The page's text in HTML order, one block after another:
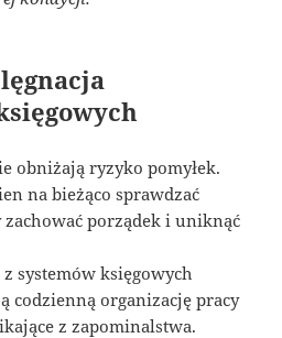
obniżają ryzyko pomyłek.
na bieżąco sprawdzać
zachować porządek i uniknąć
systemów księgowych
codzienną organizację pracy
z zapominalstwa.